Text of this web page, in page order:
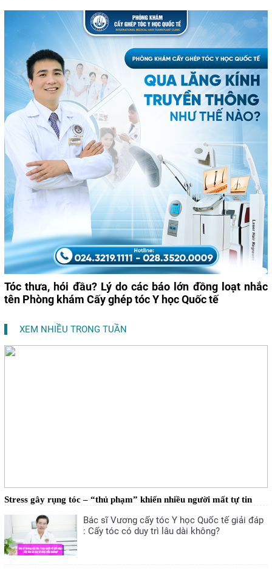
Tóc thưa, hói đầu? Lý do các báo lớn đồng loạt nhắc
tên Phòng khám Cấy ghép tóc Y học Quốc tế
XEM NHIỀU TRONG TUẦN
Stress gây rụng tóc – “thủ phạm” khiến nhiều người mất tự tin
Bác sĩ Vương cấy tóc Y học Quốc tế giải đáp
: Cấy tóc có duy trì lâu dài không?